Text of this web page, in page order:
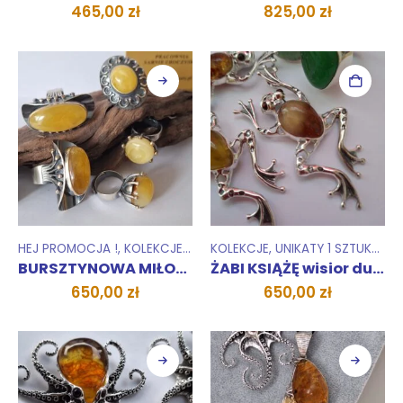
465,00 zł 825,00 zł
HEJ PROMOCJA !,KOLEKCJE PIERŚCIONKI,UNIKATY 1 SZTUKA
650,00 zł
KOLEKCJE,UNIKATY 1 SZTUKA
650,00 zł